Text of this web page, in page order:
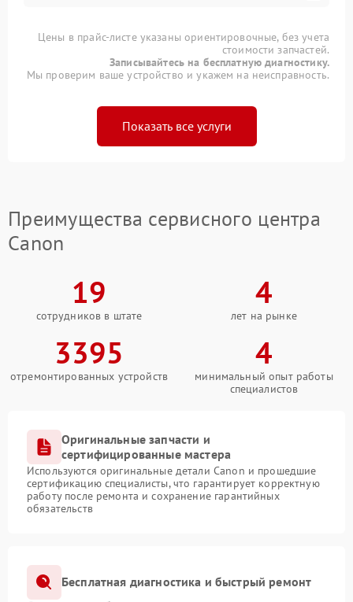
Цены в прайс-листе указаны ориентировочные, без учета
стоимости запчастей.
Записывайтесь на бесплатную диагностику.
Мы проверим ваше устройство и укажем на неисправность.
Показать все услуги
Преимущества сервисного центра
Canon
19
сотрудников в штате
4
лет на рынке
3395
отремонтированных устройств
4
минимальный опыт работы
специалистов
Оригинальные запчасти и
сертифицированные мастера
Используются оригинальные детали Canon и прошедшие
сертификацию специалисты, что гарантирует корректную
работу после ремонта и сохранение гарантийных
обязательств
Бесплатная диагностика и быстрый ремонт